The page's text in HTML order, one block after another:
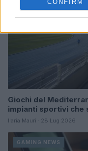
CONFIRM
Giochi del
impianti sportivi che
Ilaria Mauri · 28 Lug 2026
GAMING NEWS